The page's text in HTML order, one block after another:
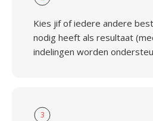
Kies jif of iedere andere
nodig heeft als resultaat
indelingen worden
3